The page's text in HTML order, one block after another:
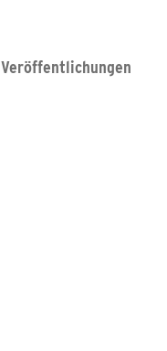
Veröffentlichungen